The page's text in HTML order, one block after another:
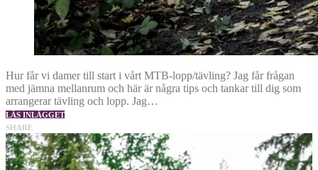
Hur får vi damer till start i vårt MTB-lopp/tävling? Jag får frågan
med jämna mellanrum och här är några tips och tankar till dig som
arrangerar tävling och lopp. Jag…
LÄS INLÄGGET
SHARE